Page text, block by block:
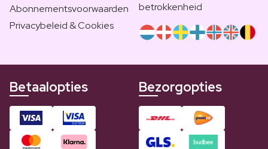
Abonnementsvoorwaarden
Privacybeleid & Cookies
betrokkenheid
Betaalopties Bezorgopties